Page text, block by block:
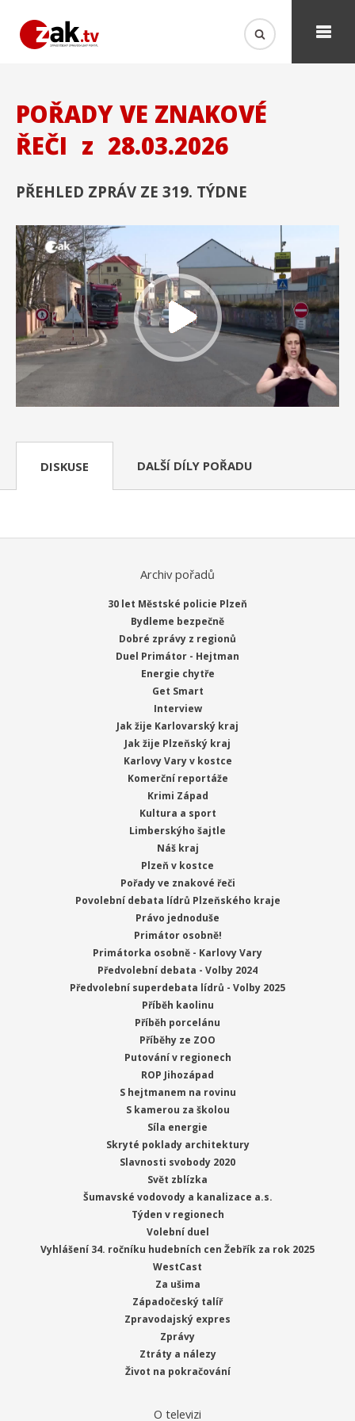
POŘADY VE ZNAKOVÉ
ŘEČI z 28.03.2026
PŘEHLED ZPRÁV ZE 319. TÝDNE
DISKUSE DALŠÍ DÍLY POŘADU
Archiv pořadů
30 let Městské policie Plzeň
Bydleme bezpečně
Dobré zprávy z regionů
Duel Primátor - Hejtman
Energie chytře
Get Smart
Interview
Jak žije Karlovarský kraj
Jak žije Plzeňský kraj
Karlovy Vary v kostce
Komerční reportáže
Krimi Západ
Kultura a sport
Limberskýho šajtle
Náš kraj
Plzeň v kostce
Pořady ve znakové řeči
Povolební debata lídrů Plzeňského kraje
Právo jednoduše
Primátor osobně!
Primátorka osobně - Karlovy Vary
Předvolební debata - Volby 2024
Předvolební superdebata lídrů - Volby 2025
Příběh kaolinu
Příběh porcelánu
Příběhy ze ZOO
Putování v regionech
ROP Jihozápad
S hejtmanem na rovinu
S kamerou za školou
Síla energie
Skryté poklady architektury
Slavnosti svobody 2020
Svět zblízka
Šumavské vodovody a kanalizace a.s.
Týden v regionech
Volební duel
Vyhlášení 34. ročníku hudebních cen Žebřík za rok 2025
WestCast
Za ušima
Západočeský talíř
Zpravodajský expres
Zprávy
Ztráty a nálezy
Život na pokračování
O televizi